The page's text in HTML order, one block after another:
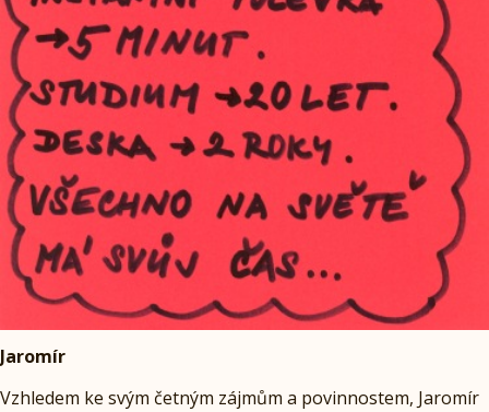
Jaromír
Vzhledem ke svým četným zájmům a povinnostem, Jaromír